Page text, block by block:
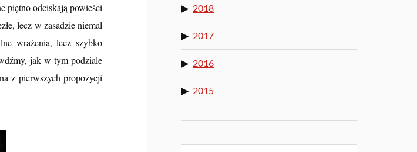
piętno odciskają powieści
lecz w zasadzie niemal
wrażenia, lecz szybko
jak w tym podziale
z pierwszych propozycji
2018
2017
2016
2015